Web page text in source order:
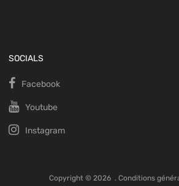
SOCIALS
Facebook
Youtube
Instagram
Copyright © 2026 . Conditions